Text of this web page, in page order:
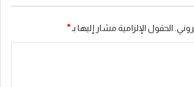
الحقول الإلزامية مشار إليها بـ *